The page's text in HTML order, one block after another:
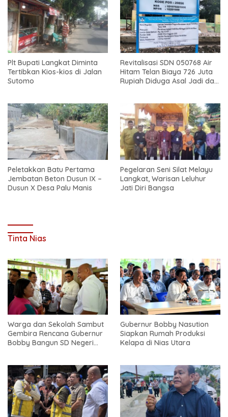
Plt Bupati Langkat Diminta
Tertibkan Kios-kios di Jalan
Sutomo
Revitalisasi SDN 050768 Air
Hitam Telan Biaya 726 Juta
Rupiah Diduga Asal Jadi dan
Peletakkan Batu Pertama
Jembatan Beton Dusun IX –
Dusun X Desa Palu Manis
Pegelaran Seni Silat Melayu
Langkat, Warisan Leluhur
Jati Diri Bangsa
Tinta Nias
Warga dan Sekolah Sambut
Gembira Rencana Gubernur
Bobby Bangun SD Negeri
Gubernur Bobby Nasution
Siapkan Rumah Produksi
Kelapa di Nias Utara